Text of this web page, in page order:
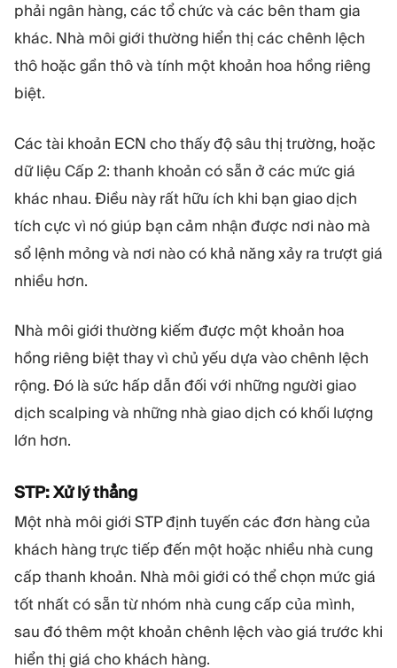
phải ngân hàng, các tổ chức và các bên tham gia
khác. Nhà môi giới thường hiển thị các chênh lệch
thô hoặc gần thô và tính một khoản hoa hồng riêng
biệt.
Các tài khoản ECN cho thấy độ sâu thị trường, hoặc
dữ liệu Cấp 2: thanh khoản có sẵn ở các mức giá
khác nhau. Điều này rất hữu ích khi bạn giao dịch
tích cực vì nó giúp bạn cảm nhận được nơi nào mà
sổ lệnh mỏng và nơi nào có khả năng xảy ra trượt giá
nhiều hơn.
Nhà môi giới thường kiếm được một khoản hoa
hồng riêng biệt thay vì chủ yếu dựa vào chênh lệch
rộng. Đó là sức hấp dẫn đối với những người giao
dịch scalping và những nhà giao dịch có khối lượng
lớn hơn.
STP: Xử lý thẳng
Một nhà môi giới STP định tuyến các đơn hàng của
khách hàng trực tiếp đến một hoặc nhiều nhà cung
cấp thanh khoản. Nhà môi giới có thể chọn mức giá
tốt nhất có sẵn từ nhóm nhà cung cấp của mình,
sau đó thêm một khoản chênh lệch vào giá trước khi
hiển thị giá cho khách hàng.